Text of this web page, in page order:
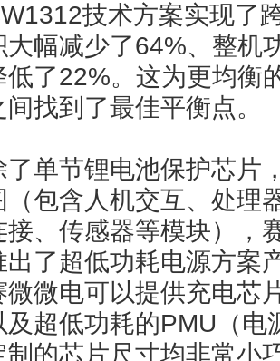
技术方案实现了
大幅减少了64%、整机
低了22%。这为更均衡
间找到了最佳平衡点。
了单节锂电池保护芯片
（包含人机交互、处理
接、传感器等模块），
出了超低功耗电源方案
微微电可以提供充电芯
及超低功耗的PMU（
制的芯片尺寸均非常小